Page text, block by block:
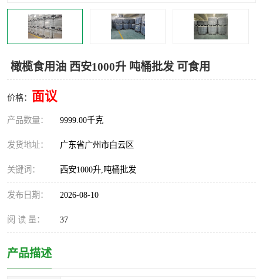
橄榄食用油 西安1000升 吨桶批发 可食用
价格： 面议
产品数量： 9999.00千克
发货地址： 广东省广州市白云区
关键词： 西安1000升,吨桶批发
发布日期： 2026-08-10
阅 读 量： 37
产品描述